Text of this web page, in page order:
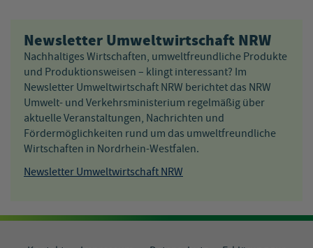
Newsletter Umweltwirtschaft NRW
Nachhaltiges Wirtschaften, umweltfreundliche Produkte
und Produktionsweisen – klingt interessant? Im
Newsletter Umweltwirtschaft NRW berichtet das NRW
Umwelt- und Verkehrsministerium regelmäßig über
aktuelle Veranstaltungen, Nachrichten und
Fördermöglichkeiten rund um das umweltfreundliche
Wirtschaften in Nordrhein-Westfalen.
Newsletter Umweltwirtschaft NRW